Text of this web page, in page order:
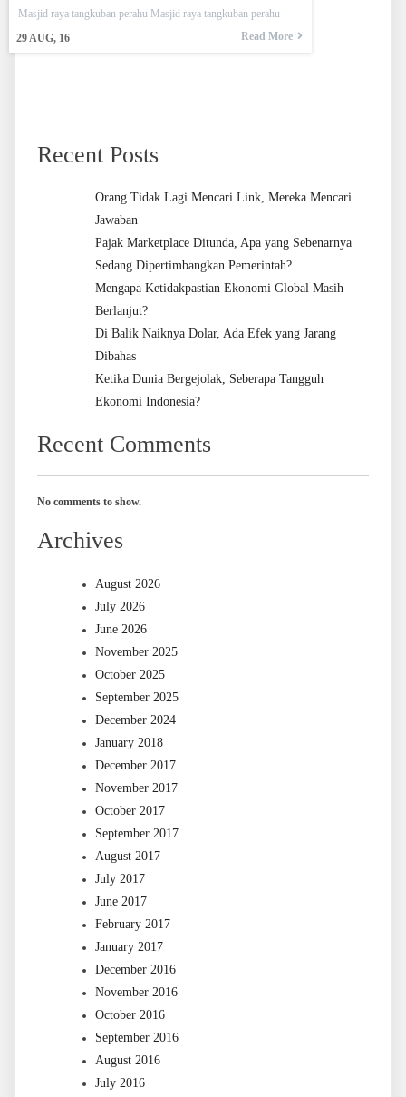
29 AUG, 16
Masjid raya tangkuban perahu Masjid raya tangkuban perahu
Read More
Recent Posts
Orang Tidak Lagi Mencari Link, Mereka Mencari
Jawaban
Pajak Marketplace Ditunda, Apa yang Sebenarnya
Sedang Dipertimbangkan Pemerintah?
Mengapa Ketidakpastian Ekonomi Global Masih
Berlanjut?
Di Balik Naiknya Dolar, Ada Efek yang Jarang
Dibahas
Ketika Dunia Bergejolak, Seberapa Tangguh
Ekonomi Indonesia?
Recent Comments
No comments to show.
Archives
August 2026
July 2026
June 2026
November 2025
October 2025
September 2025
December 2024
January 2018
December 2017
November 2017
October 2017
September 2017
August 2017
July 2017
June 2017
February 2017
January 2017
December 2016
November 2016
October 2016
September 2016
August 2016
July 2016